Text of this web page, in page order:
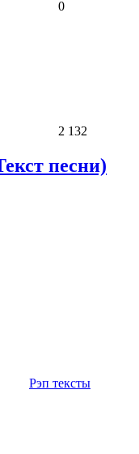
0
2 132
песни)
Рэп тексты